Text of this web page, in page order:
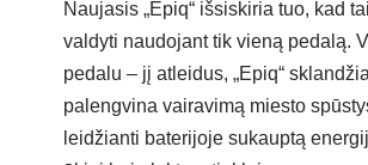
Naujasis „Epiq“ išsiskiria tuo, kad
valdyti naudojant tik vieną pedalą.
pedalu – jį atleidus, „Epiq“
palengvina vairavimą miesto
leidžianti baterijoje sukauptą